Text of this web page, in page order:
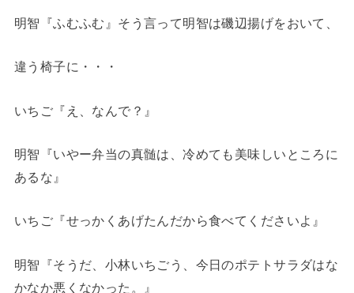
明智『ふむふむ』そう言って明智は磯辺揚げをおいて、
違う椅子に・・・
いちご『え、なんで？』
明智『いやー弁当の真髄は、冷めても美味しいところに
あるな』
いちご『せっかくあげたんだから食べてくださいよ』
明智『そうだ、小林いちごう、今日のポテトサラダはな
かなか悪くなかった。』